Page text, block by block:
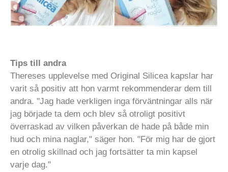
Tips till andra
Thereses upplevelse med Original Silicea kapslar har
varit så positiv att hon varmt rekommenderar dem till
andra. "Jag hade verkligen inga förväntningar alls när
jag började ta dem och blev så otroligt positivt
överraskad av vilken påverkan de hade på både min
hud och mina naglar," säger hon. "För mig har de gjort
en otrolig skillnad och jag fortsätter ta min kapsel
varje dag."